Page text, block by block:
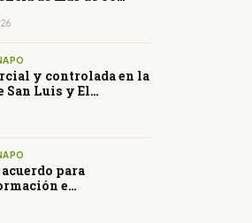
y controlada en la
San Luis y El
para
e